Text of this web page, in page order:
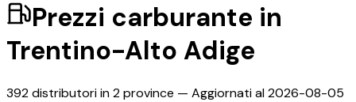
Prezzi carburante in
Trentino-Alto Adige
392distributori in2province — Aggiornati al2026-08-05